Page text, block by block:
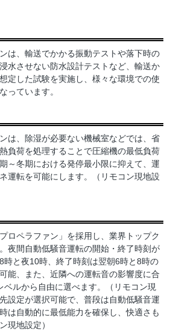
は、輸送でかかる振動テストや落下時の
水させない防水設計テストなど、輸送か
定した試験を実施し、様々な環境での使
っています。
は、除湿が必要ない機械室などでは、省
負荷を処理することで圧縮機の最低負荷
～冬期における発停最小限に抑えて、運
運転を可能にします。（リモコン現地設
ロペラファン」を採用し、業界トップク
夜間自動低騒音運転の開始・終了時刻が
時と夜10時、終了時刻は翌朝6時と8時の
能、また、近隣への運転音の影響度に合
ベルから自由に選べます。（リモコン現
設定が選択可能で、普段は自動低騒音運
は自動的に最低能力を確保し、快適さも
現地設定）